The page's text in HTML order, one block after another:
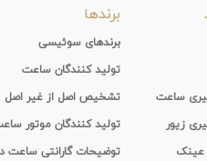
گیری ساعت
زیور
عینک
برندها
برندهای سوئیسی
تولید کنندگان ساعت
تشخیص اصل از غیر اصل
تولید کنندگان موتور
توضیحات گارانتی ساعت